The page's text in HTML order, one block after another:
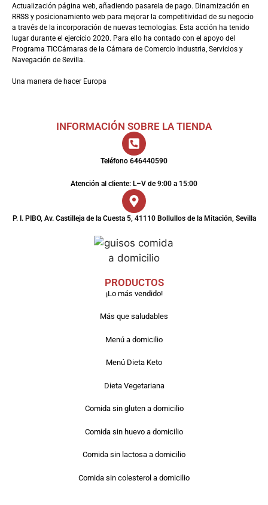
Actualización página web, añadiendo pasarela de pago. Dinamización en
RRSS y posicionamiento web para mejorar la competitividad de su negocio
a través de la incorporación de nuevas tecnologías. Esta acción ha tenido
lugar durante el ejercicio 2020. Para ello ha contado con el apoyo del
Programa TICCámaras de la Cámara de Comercio Industria, Servicios y
Navegación de Sevilla.
Una manera de hacer Europa
INFORMACIÓN SOBRE LA TIENDA
Teléfono 646440590
Atención al cliente: L–V de 9:00 a 15:00
P. I. PIBO, Av. Castilleja de la Cuesta 5, 41110 Bollullos de la Mitación, Sevilla
PRODUCTOS
¡Lo más vendido!
Más que saludables
Menú a domicilio
Menú Dieta Keto
Dieta Vegetariana
Comida sin gluten a domicilio
Comida sin huevo a domicilio
Comida sin lactosa a domicilio
Comida sin colesterol a domicilio